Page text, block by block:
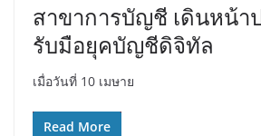
สาขาการบัญชี เดินหน้า
รับมือยุคบัญชีดิจิทัล
เมื่อวันที่ 10 เมษาย
Read More